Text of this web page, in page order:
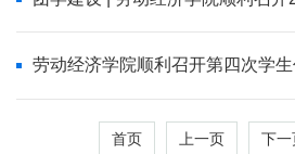
劳动经济学院顺利召开第四次学
首页 上一页 下一